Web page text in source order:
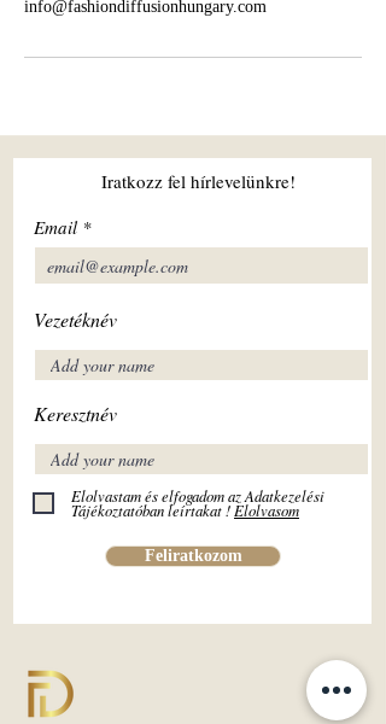
info@fashiondiffusionhungary.com
Iratkozz fel hírlevelünkre!
Email
Vezetéknév
Keresztnév
Elolvastam és elfogadom az Adatkezelési
Tájékoztatóban leírtakat ! Elolvasom
Feliratkozom